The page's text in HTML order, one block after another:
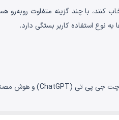
کنند، با چند گزینه متفاوت روبه‌رو
نوع استفاده کاربر بستگی دارد.